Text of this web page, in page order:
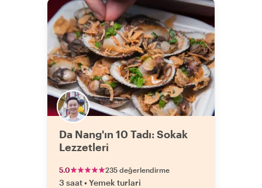
Da Nang'ın 10 Tadı: Sokak
Lezzetleri
5.0 235 değerlendirme
3 saat•Yemek turlari